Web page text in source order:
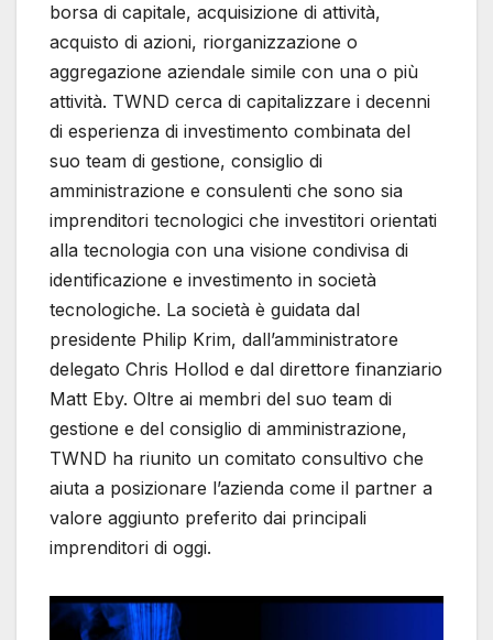
borsa di capitale, acquisizione di attività,
acquisto di azioni, riorganizzazione o
aggregazione aziendale simile con una o più
attività. TWND cerca di capitalizzare i decenni
di esperienza di investimento combinata del
suo team di gestione, consiglio di
amministrazione e consulenti che sono sia
imprenditori tecnologici che investitori orientati
alla tecnologia con una visione condivisa di
identificazione e investimento in società
tecnologiche. La società è guidata dal
presidente Philip Krim, dall’amministratore
delegato Chris Hollod e dal direttore finanziario
Matt Eby. Oltre ai membri del suo team di
gestione e del consiglio di amministrazione,
TWND ha riunito un comitato consultivo che
aiuta a posizionare l’azienda come il partner a
valore aggiunto preferito dai principali
imprenditori di oggi.